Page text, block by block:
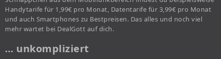
Handytarife für 1,99€ pro Monat, Datentarife für 3,99€ pro Monat
und auch Smartphones zu Bestpreisen. Das alles und noch viel
mehr wartet bei DealGott auf dich.
… unkompliziert